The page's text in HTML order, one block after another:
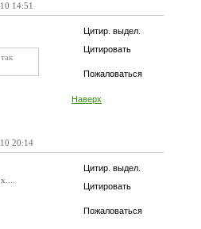
14:51
Цитир. выдел.
Цитировать
Пожаловаться
Наверх
20:14
Цитир. выдел.
Цитировать
Пожаловаться